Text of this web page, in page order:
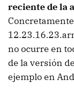
reciente de la
no ocurre en
de la versión
ejemplo en